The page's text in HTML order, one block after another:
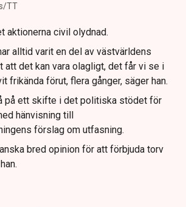
TT
aktionerna civil olydnad.
alltid varit en del av västvärldens
att det kan vara olagligt, det får vi se i
frikända förut, flera gånger, säger han.
på ett skifte i det politiska stödet för
hänvisning till
förslag om utfasning.
bred opinion för att förbjuda torv